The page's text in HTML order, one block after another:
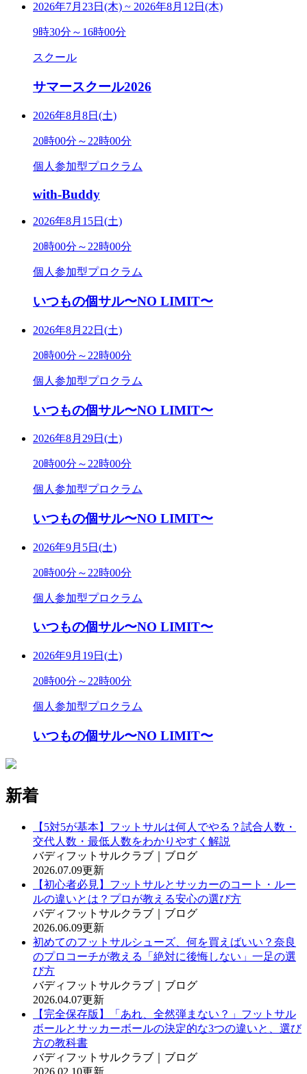
2026年7月23日(木) ~ 2026年8月12日(木)
9時30分～16時00分
スクール
サマースクール2026
2026年8月8日(土)
20時00分～22時00分
個人参加型プロクラム
with-Buddy
2026年8月15日(土)
20時00分～22時00分
個人参加型プロクラム
いつもの個サル〜NO LIMIT〜
2026年8月22日(土)
20時00分～22時00分
個人参加型プロクラム
いつもの個サル〜NO LIMIT〜
2026年8月29日(土)
20時00分～22時00分
個人参加型プロクラム
いつもの個サル〜NO LIMIT〜
2026年9月5日(土)
20時00分～22時00分
個人参加型プロクラム
いつもの個サル〜NO LIMIT〜
2026年9月19日(土)
20時00分～22時00分
個人参加型プロクラム
いつもの個サル〜NO LIMIT〜
新着
【5対5が基本】フットサルは何人でやる？試合人数・
交代人数・最低人数をわかりやすく解説
バディフットサルクラブ｜ブログ
2026.07.09更新
【初心者必見】フットサルとサッカーのコート・ルー
ルの違いとは？プロが教える安心の選び方
バディフットサルクラブ｜ブログ
2026.06.09更新
初めてのフットサルシューズ、何を買えばいい？奈良
のプロコーチが教える「絶対に後悔しない」一足の選
び方
バディフットサルクラブ｜ブログ
2026.04.07更新
【完全保存版】「あれ、全然弾まない？」フットサル
ボールとサッカーボールの決定的な3つの違いと、選び
方の教科書
バディフットサルクラブ｜ブログ